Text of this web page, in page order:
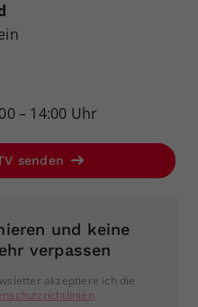
– 14:00 Uhr
senden
und keine
verpassen
akzeptiere ich die
.